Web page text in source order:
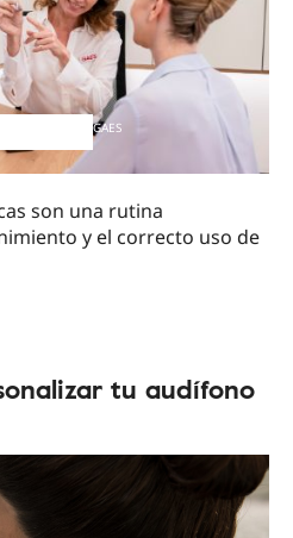
GAES
son una rutina
y el correcto uso de
tu audífono